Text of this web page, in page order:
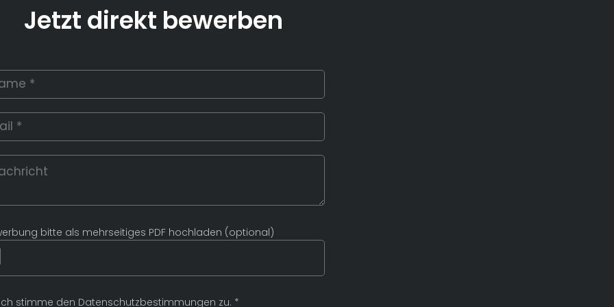
Jetzt direkt bewerben
bitte als mehrseitiges PDF hochladen (optional)
stimme den Datenschutzbestimmungen zu. *